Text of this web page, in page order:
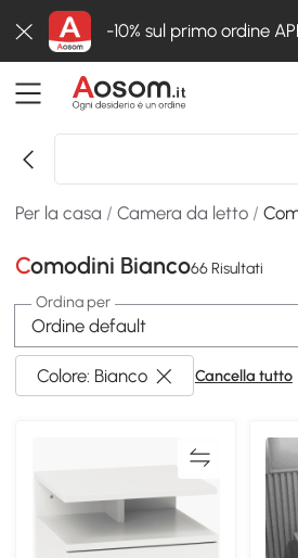
-10% sul primo ordine
Per la casa /Camera da letto /
Comodini Bianco66 Risultati
Ordina per
Ordine default
Colore: Bianco Cancella tutto